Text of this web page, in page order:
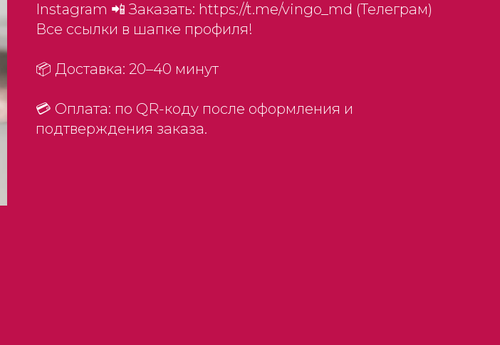
Instagram 📲 Заказать: https://t.me/vingo_md (Телеграм)
Все ссылки в шапке профиля!
📦 Доставка: 20–40 минут
💳 Оплата: по QR-коду после оформления и
подтверждения заказа.